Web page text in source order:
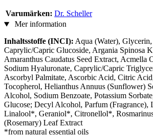
Varumärken: Dr. Scheller
Mer information
Inhaltsstoffe (INCI): Aqua (Water),
Caprylic/Capric Glucoside, Argania Spinosa
Amaranthus Caudatus Seed Extract, Acmella
Sodium Hyaluronate, Caprylic/Capric
Ascorbyl Palmitate, Ascorbic Acid, Citric
Tocopherol, Helianthus Annuus (Sunflower)
Alcohol, Sodium Benzoate, Potassium
Glucose; Decyl Alcohol, Parfum
Linalool*, Geraniol*, Citronellol*,
(Rosemary) Leaf Extract
*from natural essential oils